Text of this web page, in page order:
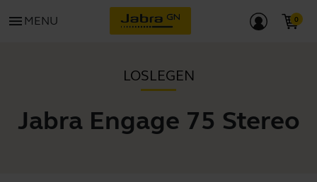
menu MENU
LOSLEGEN
Jabra Engage 75 Stereo